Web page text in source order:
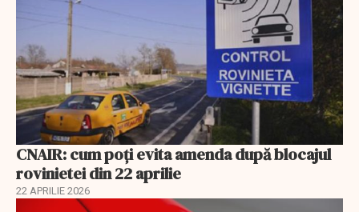
CNAIR: cum poți evita amenda după blocajul
rovinietei din 22 aprilie
22 APRILIE 2026